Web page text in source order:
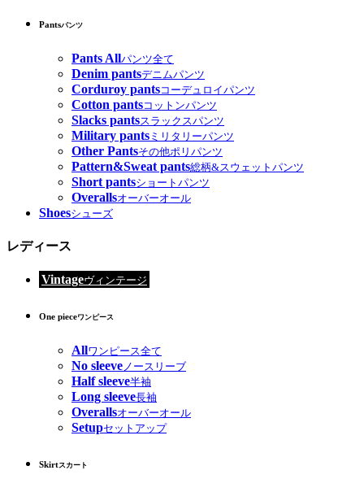
Pantsパンツ
Pants Allパンツ全て
Denim pantsデニムパンツ
Corduroy pantsコーデュロイパンツ
Cotton pantsコットンパンツ
Slacks pantsスラックスパンツ
Military pants ミリタリーパンツ
Other Pantsその他ポリパンツ
Pattern&Sweat pants総柄&スウェットパンツ
Short pantsショートパンツ
Overallsオーバーオール
Shoesシューズ
レディース
Vintageヴィンテージ
One pieceワンピース
Allワンピース全て
No sleeveノースリーブ
Half sleeve半袖
Long sleeve長袖
Overallsオーバーオール
Setupセットアップ
Skirtスカート